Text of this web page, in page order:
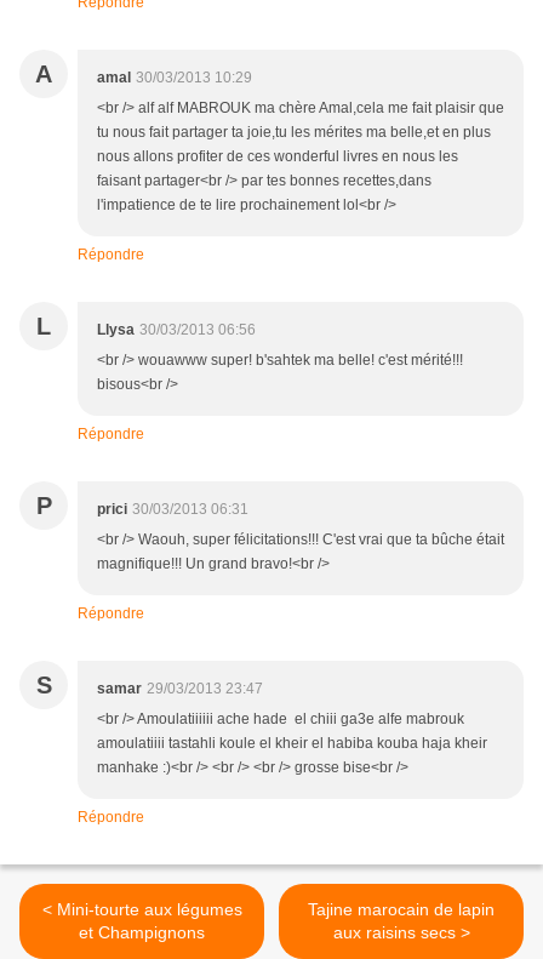
A amal 30/03/2013 10:29
<br /> alf alf MABROUK ma chère Amal,cela me fait plaisir que
tu nous fait partager ta joie,tu les mérites ma belle,et en plus
nous allons profiter de ces wonderful livres en nous les
faisant partager<br /> par tes bonnes recettes,dans
l'impatience de te lire prochainement lol<br />
Répondre
L Llysa 30/03/2013 06:56
<br /> wouawww super! b'sahtek ma belle! c'est mérité!!!
bisous<br />
Répondre
P prici 30/03/2013 06:31
<br /> Waouh, super félicitations!!! C'est vrai que ta bûche était
magnifique!!! Un grand bravo!<br />
Répondre
S samar 29/03/2013 23:47
<br /> Amoulatiiiiii ache hade el chiii ga3e alfe mabrouk
amoulatiiii tastahli koule el kheir el habiba kouba haja kheir
manhake :)<br /> <br /> <br /> grosse bise<br />
Répondre
< Mini-tourte aux légumes
et Champignons
Tajine marocain de lapin
aux raisins secs >